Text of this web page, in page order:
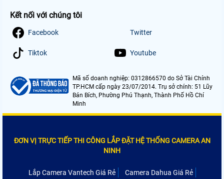
Kết nối với chúng tôi
Facebook Twitter
Tiktok Youtube
Mã số doanh nghiệp: 0312866570 do Sở Tài Chính
TP.HCM cấp ngày 23/07/2014. Trụ sở chính: 51 Lũy
Bán Bích, Phường Phú Thạnh, Thành Phố Hồ Chí
Minh
ĐƠN VỊ TRỰC TIẾP THI CÔNG LẮP ĐẶT HỆ THỐNG CAMERA AN
NINH
Lắp Camera Vantech Giá Rẻ
Camera Dahua Giá Rẻ